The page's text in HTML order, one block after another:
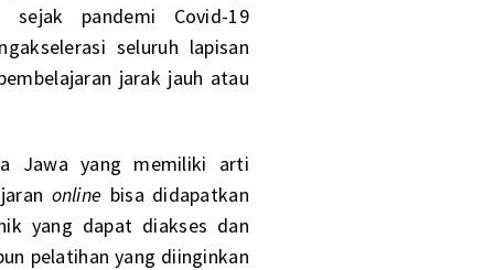
sejak pandemi Covid-19
seluruh lapisan
jarak jauh atau
Jawa yang memiliki arti
online bisa didapatkan
yang dapat diakses dan
pelatihan yang diinginkan